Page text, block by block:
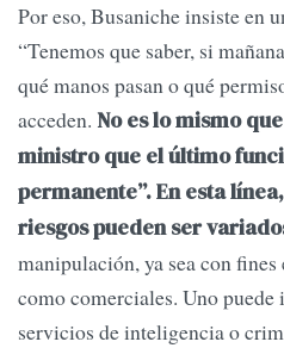
Por eso, Busaniche insiste en
“Tenemos que saber, si
qué manos pasan o qué
acceden. No es lo mismo
ministro que el último
permanente”. En esta
riesgos pueden ser
manipulación, ya sea con
como comerciales. Uno puede
servicios de inteligencia o